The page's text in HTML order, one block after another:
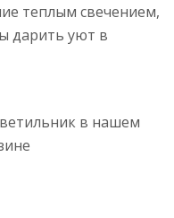
теплым свечением,
дарить уют в
в нашем